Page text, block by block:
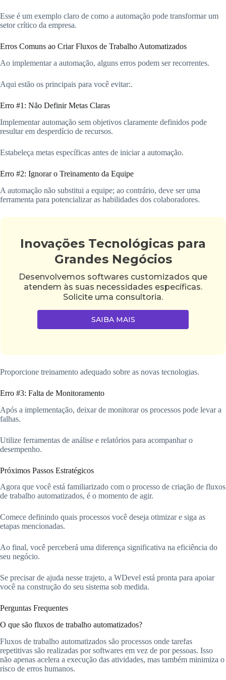
Esse é um exemplo claro de como a automação pode transformar um
setor crítico da empresa.
Erros Comuns ao Criar Fluxos de Trabalho Automatizados
Ao implementar a automação, alguns erros podem ser recorrentes.
Aqui estão os principais para você evitar:.
Erro #1: Não Definir Metas Claras
Implementar automação sem objetivos claramente definidos pode
resultar em desperdício de recursos.
Estabeleça metas específicas antes de iniciar a automação.
Erro #2: Ignorar o Treinamento da Equipe
A automação não substitui a equipe; ao contrário, deve ser uma
ferramenta para potencializar as habilidades dos colaboradores.
Inovações Tecnológicas para
Grandes Negócios
Desenvolvemos softwares customizados que
atendem às suas necessidades específicas.
Solicite uma consultoria.
SAIBA MAIS
Proporcione treinamento adequado sobre as novas tecnologias.
Erro #3: Falta de Monitoramento
Após a implementação, deixar de monitorar os processos pode levar a
falhas.
Utilize ferramentas de análise e relatórios para acompanhar o
desempenho.
Próximos Passos Estratégicos
Agora que você está familiarizado com o processo de criação de fluxos
de trabalho automatizados, é o momento de agir.
Comece definindo quais processos você deseja otimizar e siga as
etapas mencionadas.
Ao final, você perceberá uma diferença significativa na eficiência do
seu negócio.
Se precisar de ajuda nesse trajeto, a WDevel está pronta para apoiar
você na construção do seu sistema sob medida.
Perguntas Frequentes
O que são fluxos de trabalho automatizados?
Fluxos de trabalho automatizados são processos onde tarefas
repetitivas são realizadas por softwares em vez de por pessoas. Isso
não apenas acelera a execução das atividades, mas também minimiza o
risco de erros humanos.